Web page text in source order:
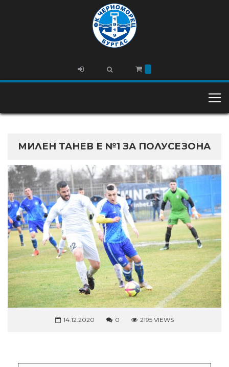
МИЛЕН ТАНЕВ Е №1 ЗА ПОЛУСЕЗОНА
14.12.2020 0 2195 VIEWS